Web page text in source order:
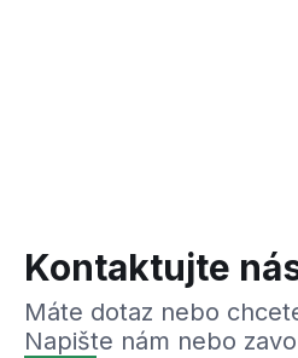
Kontaktujte
Máte dotaz nebo
Napište nám nebo